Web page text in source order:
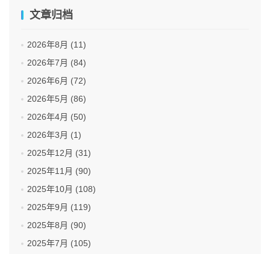
文章归档
2026年8月 (11)
2026年7月 (84)
2026年6月 (72)
2026年5月 (86)
2026年4月 (50)
2026年3月 (1)
2025年12月 (31)
2025年11月 (90)
2025年10月 (108)
2025年9月 (119)
2025年8月 (90)
2025年7月 (105)